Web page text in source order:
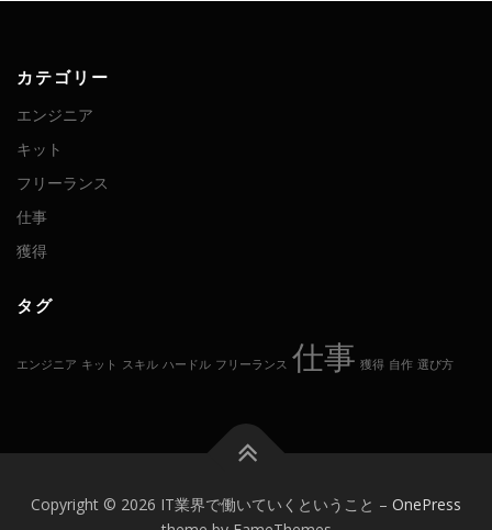
カテゴリー
エンジニア
キット
フリーランス
仕事
獲得
タグ
エンジニア キット スキル ハードル フリーランス 仕事 獲得 自作 選び方
Copyright © 2026 IT業界で働いていくということ – OnePress